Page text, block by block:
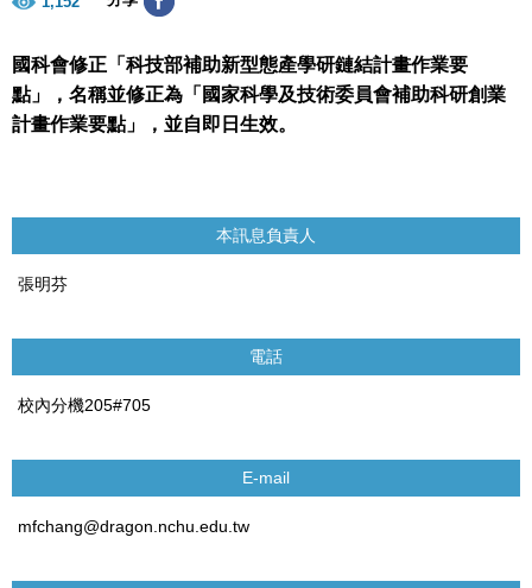
國科會修正「科技部補助新型態產學研鏈結計畫作業要
點」，名稱並修正為「國家科學及技術委員會補助科研創業
計畫作業要點」，並自即日生效。
本訊息負責人
張明芬
電話
校內分機205#705
E-mail
mfchang@dragon.nchu.edu.tw